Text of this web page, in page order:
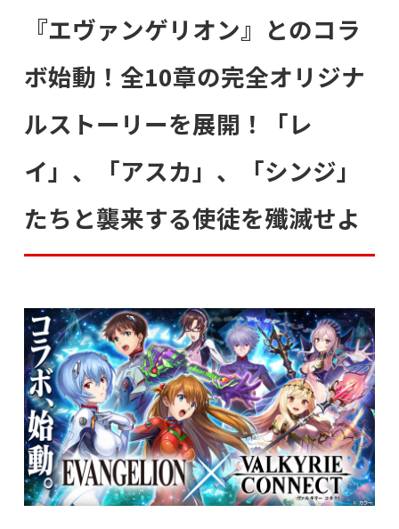
『エヴァンゲリオン』とのコラ
ボ始動！全10章の完全オリジナ
ルストーリーを展開！「レ
イ」、「アスカ」、「シンジ」
たちと襲来する使徒を殲滅せよ